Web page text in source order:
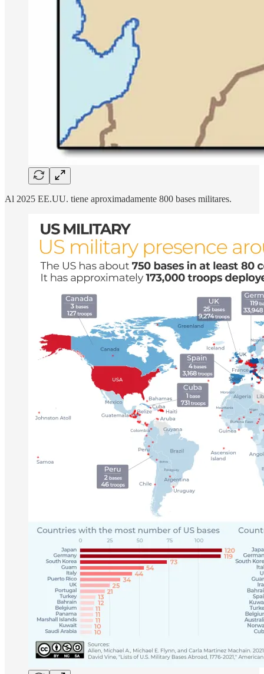
Al 2025 EE.UU. tiene aproximadamente 800 bases militares.